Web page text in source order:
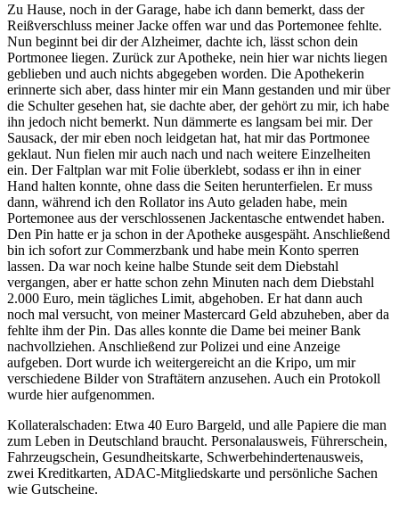
Zu Hause, noch in der Garage, habe ich dann bemerkt, dass der
Reißverschluss meiner Jacke offen war und das Portemonee fehlte.
Nun beginnt bei dir der Alzheimer, dachte ich, lässt schon dein
Portmonee liegen. Zurück zur Apotheke, nein hier war nichts liegen
geblieben und auch nichts abgegeben worden. Die Apothekerin
erinnerte sich aber, dass hinter mir ein Mann gestanden und mir über
die Schulter gesehen hat, sie dachte aber, der gehört zu mir, ich habe
ihn jedoch nicht bemerkt. Nun dämmerte es langsam bei mir. Der
Sausack, der mir eben noch leidgetan hat, hat mir das Portmonee
geklaut. Nun fielen mir auch nach und nach weitere Einzelheiten
ein. Der Faltplan war mit Folie überklebt, sodass er ihn in einer
Hand halten konnte, ohne dass die Seiten herunterfielen. Er muss
dann, während ich den Rollator ins Auto geladen habe, mein
Portemonee aus der verschlossenen Jackentasche entwendet haben.
Den Pin hatte er ja schon in der Apotheke ausgespäht. Anschließend
bin ich sofort zur Commerzbank und habe mein Konto sperren
lassen. Da war noch keine halbe Stunde seit dem Diebstahl
vergangen, aber er hatte schon zehn Minuten nach dem Diebstahl
2.000 Euro, mein tägliches Limit, abgehoben. Er hat dann auch
noch mal versucht, von meiner Mastercard Geld abzuheben, aber da
fehlte ihm der Pin. Das alles konnte die Dame bei meiner Bank
nachvollziehen. Anschließend zur Polizei und eine Anzeige
aufgeben. Dort wurde ich weitergereicht an die Kripo, um mir
verschiedene Bilder von Straftätern anzusehen. Auch ein Protokoll
wurde hier aufgenommen.
Kollateralschaden: Etwa 40 Euro Bargeld, und alle Papiere die man
zum Leben in Deutschland braucht. Personalausweis, Führerschein,
Fahrzeugschein, Gesundheitskarte, Schwerbehindertenausweis,
zwei Kreditkarten, ADAC-Mitgliedskarte und persönliche Sachen
wie Gutscheine.